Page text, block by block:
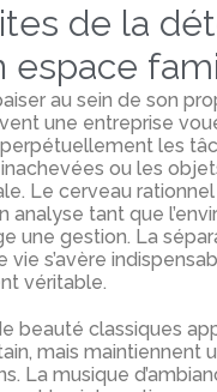
de la
espace
au sein de son
une entreprise
les
ou les
Le cerveau
analyse tant que
une gestion. La
vie s’avère
véritable.
beauté classiques
mais maintiennent
La musique